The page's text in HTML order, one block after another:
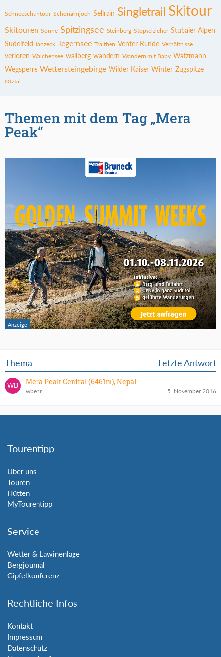
Schneeschuhtour Schönalmjoch Sellrain Singletrail Skitour
Skitouren Sonne Spitzingsee Steinberg Stopselzieher Stubaier Alpen
Sudelfeld tanzeck Tegernsee Traithen Venter Runde Verhältnisse
verloren Walchensee wallberg wandern Wandern mit Baby Watzmann
Wegsperre Wettersteingebirge Wilder Kaiser Winter Zugspitze
Ötztal
Themen mit dem Tag „Mera
Peak“
Thema Letzte Antwort
Mera Peak Central (6461m), Nepal
wbehr 5. November 2016
Tourentipp
Über uns
Touren
Hütten
MyTourentipp
Service
Wetter & Lawinenlage
Bergjournal
Gipfelkonferenz
Rechtliche Infos
Kontakt
Impressum
Datenschutz